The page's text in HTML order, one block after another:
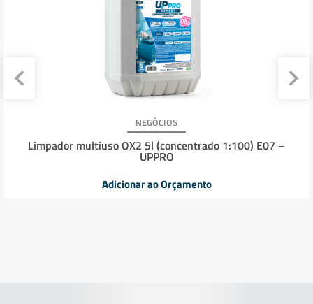
NEGÓCIOS
Limpador multiuso OX2 5l (concentrado 1:100) E07 –
UPPRO
Adicionar ao Orçamento